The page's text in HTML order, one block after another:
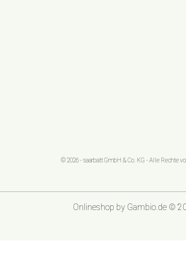
© 2026 - saarbatt GmbH & Co. KG - Alle Rechte
Onlineshop by Gambio.de ©